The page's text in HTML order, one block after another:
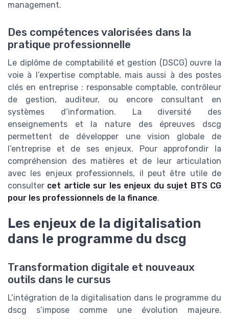
management.
Des compétences valorisées dans la
pratique professionnelle
Le diplôme de comptabilité et gestion (DSCG) ouvre la
voie à l’expertise comptable, mais aussi à des postes
clés en entreprise : responsable comptable, contrôleur
de gestion, auditeur, ou encore consultant en
systèmes d’information. La diversité des
enseignements et la nature des épreuves dscg
permettent de développer une vision globale de
l’entreprise et de ses enjeux. Pour approfondir la
compréhension des matières et de leur articulation
avec les enjeux professionnels, il peut être utile de
consulter cet article sur les enjeux du sujet BTS CG
pour les professionnels de la finance.
Les enjeux de la digitalisation
dans le programme du dscg
Transformation digitale et nouveaux
outils dans le cursus
L’intégration de la digitalisation dans le programme du
dscg s’impose comme une évolution majeure.